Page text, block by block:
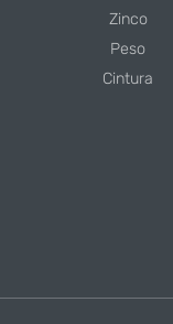
Zinco
Peso
Cintura